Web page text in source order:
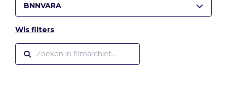
BNNVARA
Wis filters